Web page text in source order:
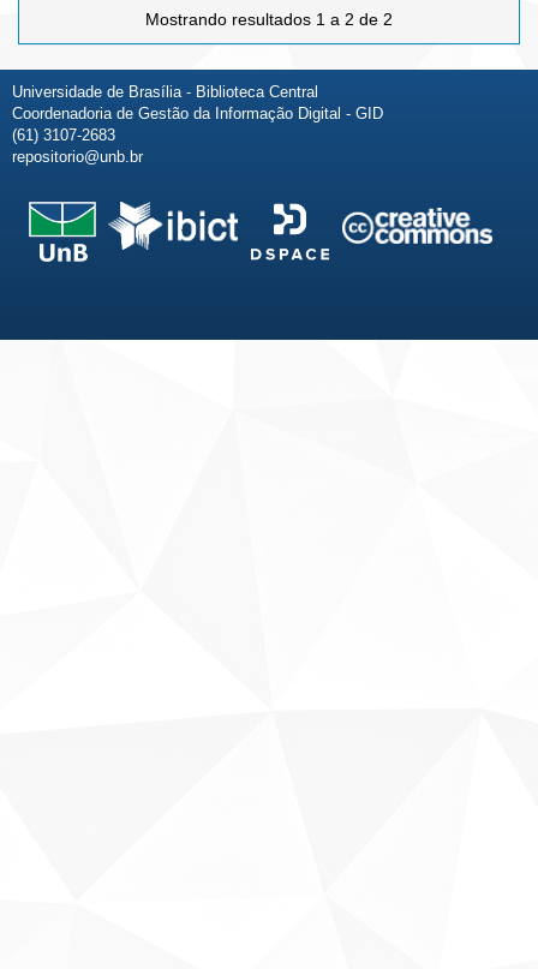
Mostrando resultados 1 a 2 de 2
Universidade de Brasília - Biblioteca Central
Coordenadoria de Gestão da Informação Digital - GID
(61) 3107-2683
repositorio@unb.br